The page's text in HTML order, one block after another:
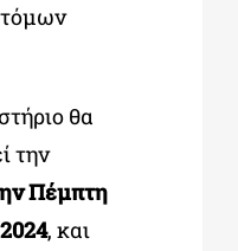
θα
την
Πέμπτη
, και